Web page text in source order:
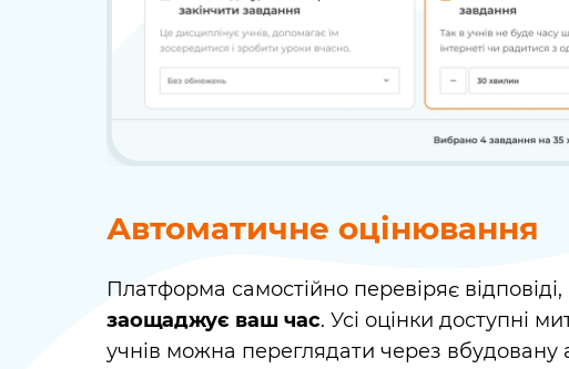
Автоматичне оцінювання
Платформа самостійно перевіряє відповіді,
заощаджує ваш час. Усі оцінки доступні
учнів можна переглядати через вбудовану